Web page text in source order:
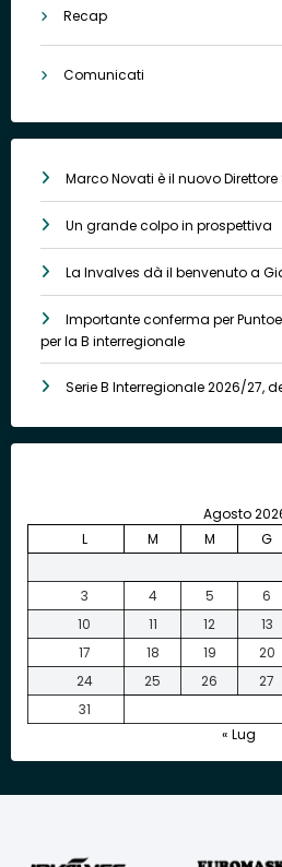
Recap
Comunicati
Marco Novati è il nuovo
Un grande colpo in prospettiva
La Invalves dà il benvenuto a
Importante conferma per
per la B interregionale
Serie B Interregionale 2026/27,
Agosto
L
M M G
3
4 5 6
10
11 12 13
17
18 19 20
24
25 26 27
31
« Lug